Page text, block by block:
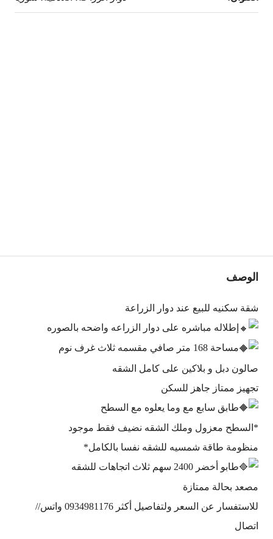
الوصف
شقة سكنيه للبيع عند دوار الزراعة
إطلاله مباشره على دوار الزراعه واضحه بالصوره
مساحة 168 متر صافي مقسمه ثلاث غرف نوم
صالون دبل و بلاكين على كامل الشقه
تجهيز ممتاز جاهز للسكن
طابق سابع مع وما يعلوه مع السطح
*السطح معزول وملك الشقه نضيف فقط موجود
منظومة طاقة شمسيه للشقه نفسا بالكامل*
طابو أخضر 2400 سهم ثلاث اتجاهات للشقه
مصعد بحالة ممتازة
للاستفسار عن السعر ولتفاصيل أكثر 0934981176 واتس//
اتصال